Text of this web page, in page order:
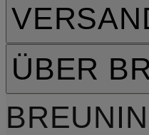
ÜBER